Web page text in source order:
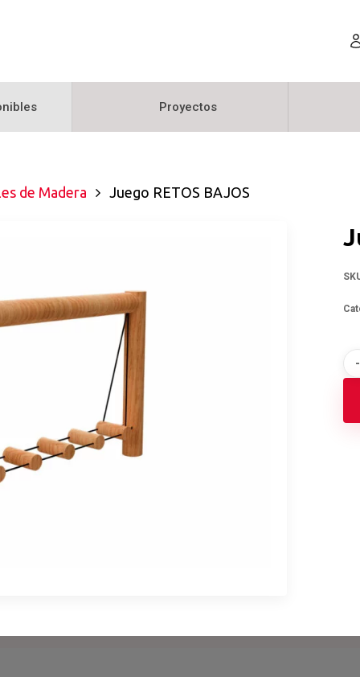
Proyectos
de Madera Juego RETOS BAJOS